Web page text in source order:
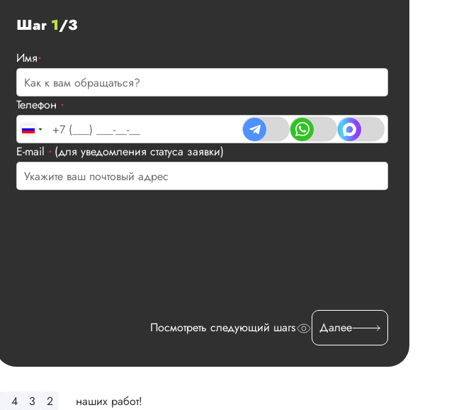
Шаг 1/3
Имя*
Телефон *
E-mail * (для уведомления статуса заявки)
Посмотреть следующий шагs Далее
2
3
4 наших работ!